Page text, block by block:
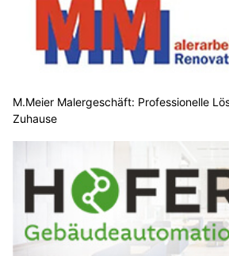
M.Meier Malergeschäft: Professionelle
Zuhause